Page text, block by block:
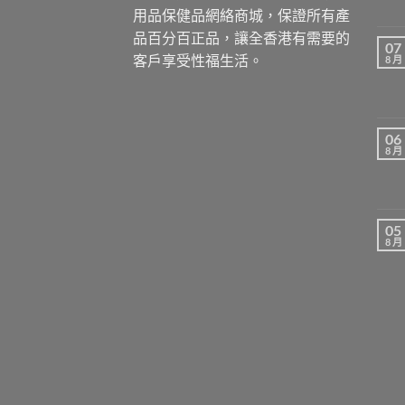
用品保健品網絡商城，保證所有產
品百分百正品，讓全香港有需要的
客戶享受性福生活。
07
8 月
06
8 月
05
8 月